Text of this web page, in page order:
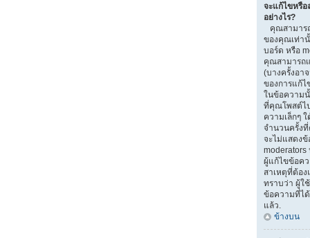
จะแก้ไขหรื
อย่างไร?
คุณสามาร
ของคุณเท่านั้
บอร์ด หรือ
คุณสามารถ
(บางครั้งอา
ของการแก้
ในข้อความ
ที่คุณโพสต์ไ
ความเล็กๆ
จำนวนครั้ง
จะไม่แสดงข้
moderators
ผู้แก้ไขข้อค
สาเหตุที่ต้อ
ทราบว่า ผู้ใ
ข้อความที่ไ
แล้ว.
ข้างบน